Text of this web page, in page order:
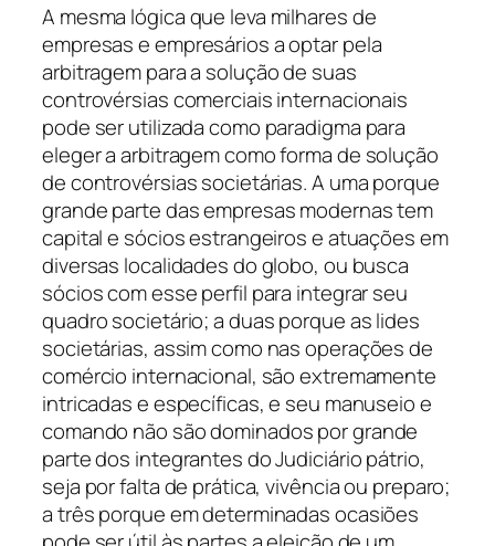
A mesma lógica que leva milhares de
empresas e empresários a optar pela
arbitragem para a solução de suas
controvérsias comerciais internacionais
pode ser utilizada como paradigma para
eleger a arbitragem como forma de solução
de controvérsias societárias. A uma porque
grande parte das empresas modernas tem
capital e sócios estrangeiros e atuações em
diversas localidades do globo, ou busca
sócios com esse perfil para integrar seu
quadro societário; a duas porque as lides
societárias, assim como nas operações de
comércio internacional, são extremamente
intricadas e específicas, e seu manuseio e
comando não são dominados por grande
parte dos integrantes do Judiciário pátrio,
seja por falta de prática, vivência ou preparo;
a três porque em determinadas ocasiões